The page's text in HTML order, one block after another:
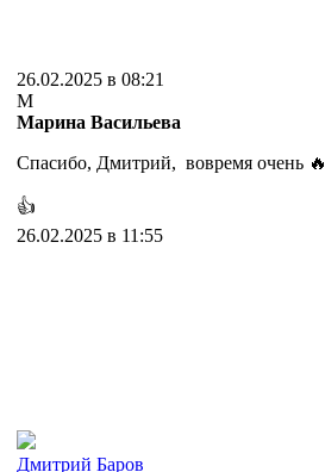
26.02.2025 в 08:21
М
Марина Васильева
Спасибо, Дмитрий, вовремя очень 🔥
👍
26.02.2025 в 11:55
Дмитрий Баров